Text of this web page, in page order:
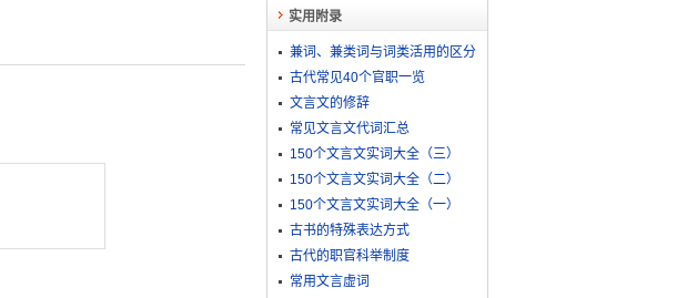
实用附录
兼词、兼类词与词类活用的区分
古代常见40个官职一览
文言文的修辞
常见文言文代词汇总
150个文言文实词大全（三）
150个文言文实词大全（二）
150个文言文实词大全（一）
古书的特殊表达方式
古代的职官科举制度
常用文言虚词